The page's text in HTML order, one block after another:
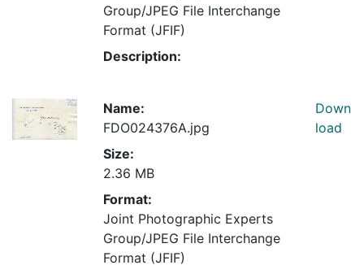
Group/JPEG File Interchange
Format (JFIF)
Description:
Name:
FDO024376A.jpg
Size:
2.36 MB
Format:
Joint Photographic Experts
Group/JPEG File Interchange
Format (JFIF)
Down
load